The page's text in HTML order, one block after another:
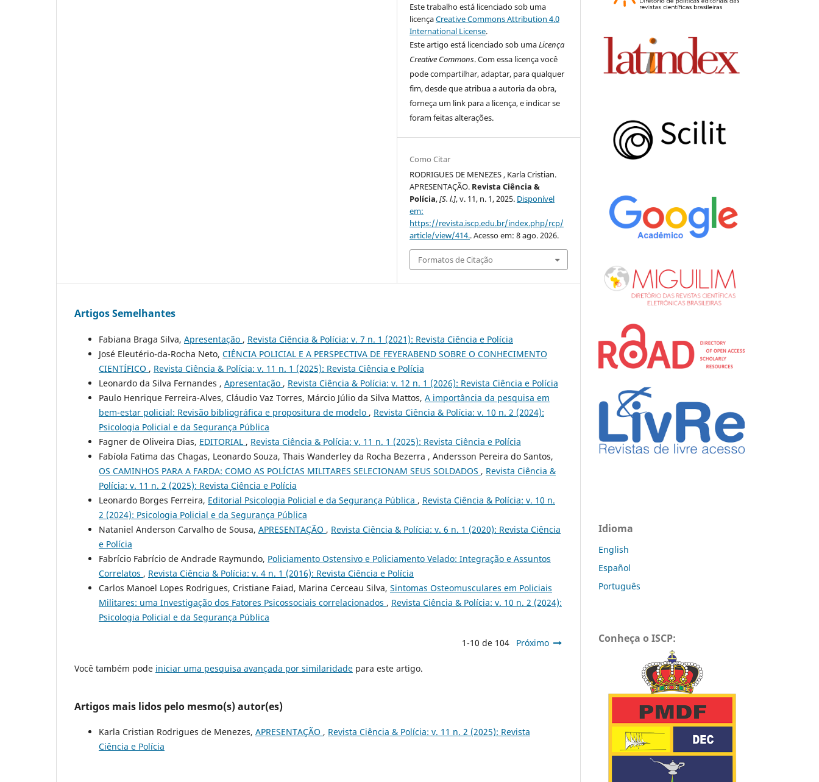
Este trabalho está licenciado sob uma
licençaCreative Commons Attribution 4.0
International License.
Este artigo está licenciado sob umaLicença
Creative Commons. Com essa licença você
pode compartilhar, adaptar, para qualquer
fim, desde que atribua a autoria da obra,
forneça um link para a licença, e indicar se
foram feitas alterações.
Como Citar
RODRIGUES DE MENEZES , Karla Cristian.
APRESENTAÇÃO. Revista Ciência &
Polícia,[S. l.], v. 11, n. 1, 2025. Disponível
em:
https://revista.iscp.edu.br/index.php/rcp/
article/view/414.. Acesso em: 8 ago. 2026.
Formatos de Citação
Artigos Semelhantes
Fabiana Braga Silva, Apresentação , Revista Ciência & Polícia: v. 7 n. 1 (2021): Revista Ciência e Polícia
José Eleutério-da-Rocha Neto, CIÊNCIA POLICIAL E A PERSPECTIVA DE FEYERABEND SOBRE O CONHECIMENTO
CIENTÍFICO , Revista Ciência & Polícia: v. 11 n. 1 (2025): Revista Ciência e Polícia
Leonardo da Silva Fernandes , Apresentação , Revista Ciência & Polícia: v. 12 n. 1 (2026): Revista Ciência e Polícia
Paulo Henrique Ferreira-Alves, Cláudio Vaz Torres, Márcio Júlio da Silva Mattos, A importância da pesquisa em
bem-estar policial: Revisão bibliográfica e propositura de modelo , Revista Ciência & Polícia: v. 10 n. 2 (2024):
Psicologia Policial e da Segurança Pública
Fagner de Oliveira Dias, EDITORIAL , Revista Ciência & Polícia: v. 11 n. 1 (2025): Revista Ciência e Polícia
Fabíola Fatima das Chagas, Leonardo Souza, Thais Wanderley da Rocha Bezerra , Andersson Pereira do Santos,
OS CAMINHOS PARA A FARDA: COMO AS POLÍCIAS MILITARES SELECIONAM SEUS SOLDADOS , Revista Ciência &
Polícia: v. 11 n. 2 (2025): Revista Ciência e Polícia
Leonardo Borges Ferreira, Editorial Psicologia Policial e da Segurança Pública , Revista Ciência & Polícia: v. 10 n.
2 (2024): Psicologia Policial e da Segurança Pública
Nataniel Anderson Carvalho de Sousa, APRESENTAÇÃO , Revista Ciência & Polícia: v. 6 n. 1 (2020): Revista Ciência
e Polícia
Fabrício Fabrício de Andrade Raymundo, Policiamento Ostensivo e Policiamento Velado: Integração e Assuntos
Correlatos , Revista Ciência & Polícia: v. 4 n. 1 (2016): Revista Ciência e Polícia
Carlos Manoel Lopes Rodrigues, Cristiane Faiad, Marina Cerceau Silva, Sintomas Osteomusculares em Policiais
Militares: uma Investigação dos Fatores Psicossociais correlacionados , Revista Ciência & Polícia: v. 10 n. 2 (2024):
Psicologia Policial e da Segurança Pública
1-10 de 104 Próximo
Você também pode iniciar uma pesquisa avançada por similaridade para este artigo.
Artigos mais lidos pelo mesmo(s) autor(es)
Karla Cristian Rodrigues de Menezes, APRESENTAÇÃO , Revista Ciência & Polícia: v. 11 n. 2 (2025): Revista
Ciência e Polícia
Idioma
English
Español
Português
Conheça o ISCP: